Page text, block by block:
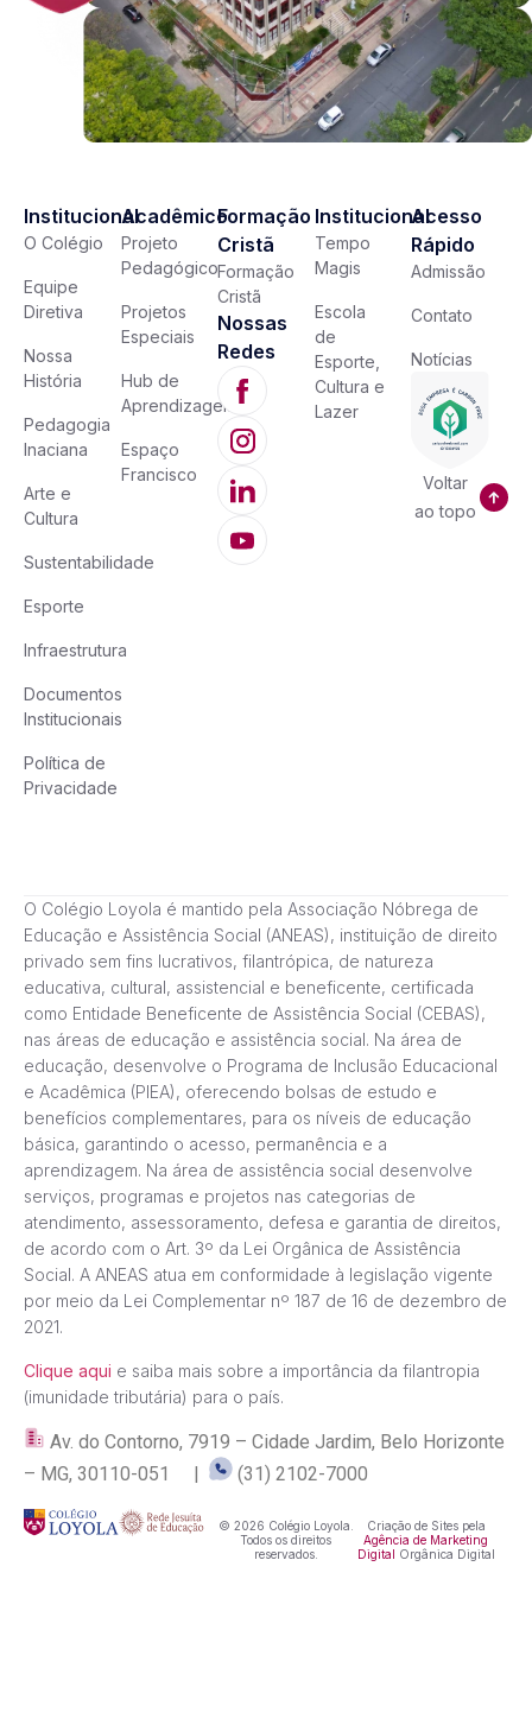
Institucional
O Colégio
Equipe
Diretiva
Nossa
História
Pedagogia
Inaciana
Arte e
Cultura
Sustentabilidade
Esporte
Infraestrutura
Documentos
Institucionais
Política de
Privacidade
Acadêmico
Projeto
Pedagógico
Projetos
Especiais
Hub de
Aprendizagem
Espaço
Francisco
Formação
Cristã
Formação
Cristã
Nossas
Redes
Institucional
Tempo
Magis
Escola
de
Esporte,
Cultura e
Lazer
Acesso
Rápido
Admissão
Contato
Notícias
Voltar
ao topo
O Colégio Loyola é mantido pela Associação Nóbrega de
Educação e Assistência Social (ANEAS), instituição de direito
privado sem fins lucrativos, filantrópica, de natureza
educativa, cultural, assistencial e beneficente, certificada
como Entidade Beneficente de Assistência Social (CEBAS),
nas áreas de educação e assistência social. Na área de
educação, desenvolve o Programa de Inclusão Educacional
e Acadêmica (PIEA), oferecendo bolsas de estudo e
benefícios complementares, para os níveis de educação
básica, garantindo o acesso, permanência e a
aprendizagem. Na área de assistência social desenvolve
serviços, programas e projetos nas categorias de
atendimento, assessoramento, defesa e garantia de direitos,
de acordo com o Art. 3º da Lei Orgânica de Assistência
Social. A ANEAS atua em conformidade à legislação vigente
por meio da Lei Complementar nº 187 de 16 de dezembro de
2021.
Clique aqui e saiba mais sobre a importância da filantropia
(imunidade tributária) para o país.
Av. do Contorno, 7919 – Cidade Jardim, Belo Horizonte
– MG, 30110-051 |
(31) 2102-7000
© 2026 Colégio Loyola.
Todos os direitos
reservados.
Criação de Sites pela
Agência de Marketing
Digital Orgânica Digital